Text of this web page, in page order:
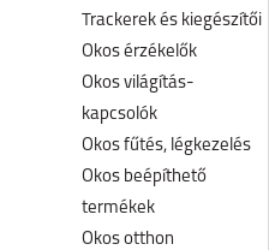
Trackerek és kiegészítői
Okos érzékelők
Okos világítás-
kapcsolók
Okos fűtés, légkezelés
Okos beépíthető
termékek
Okos otthon